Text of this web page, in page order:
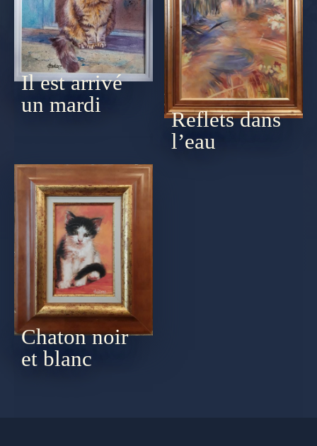
Il est arrivé
un mardi
Reflets dans
l’eau
Chaton noir
et blanc